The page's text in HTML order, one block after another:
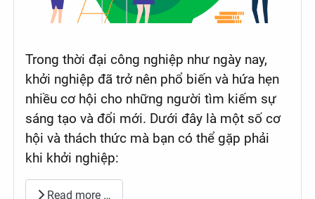
Trong thời đại công nghiệp như ngày nay,
khởi nghiệp đã trở nên phổ biến và hứa hẹn
nhiều cơ hội cho những người tìm kiếm sự
sáng tạo và đổi mới. Dưới đây là một số cơ
hội và thách thức mà bạn có thể gặp phải
khi khởi nghiệp:
Read more …